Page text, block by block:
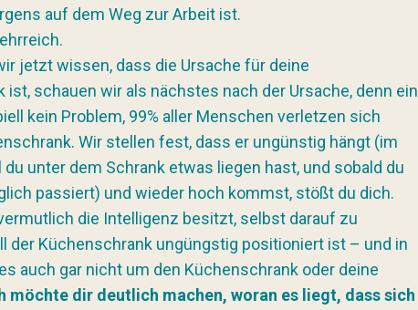
auf dem Weg zur Arbeit ist.
jetzt wissen, dass die Ursache für deine
schauen wir als nächstes nach der Ursache, denn ein
kein Problem, 99% aller Menschen verletzen sich
Wir stellen fest, dass er ungünstig hängt (im
unter dem Schrank etwas liegen hast, und sobald du
passiert) und wieder hoch kommst, stößt du dich.
die Intelligenz besitzt, selbst darauf zu
der Küchenschrank ungüngstig positioniert ist – und in
auch gar nicht um den Küchenschrank oder deine
möchte dir deutlich machen, woran es liegt, dass sich